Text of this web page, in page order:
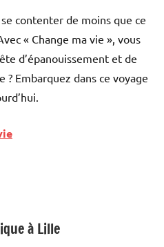
contenter de moins que ce
« Change ma vie », vous
d’épanouissement et de
Embarquez dans ce voyage
à Lille